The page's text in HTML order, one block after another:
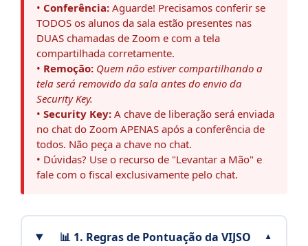
• Conferência: Aguarde! Precisamos conferir se
TODOS os alunos da sala estão presentes nas
DUAS chamadas de Zoom e com a tela
compartilhada corretamente.
• Remoção: Quem não estiver compartilhando a
tela será removido da sala antes do envio da
Security Key.
• Security Key: A chave de liberação será enviada
no chat do Zoom APENAS após a conferência de
todos. Não peça a chave no chat.
• Dúvidas? Use o recurso de "Levantar a Mão" e
fale com o fiscal exclusivamente pelo chat.
📊 1. Regras de Pontuação da VIJSO